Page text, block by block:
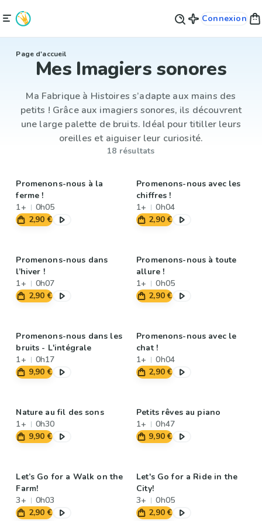
Connexion
Page d'accueil
Mes Imagiers sonores
Ma Fabrique à Histoires s’adapte aux mains des
petits ! Grâce aux imagiers sonores, ils découvrent
une large palette de bruits. Idéal pour titiller leurs
oreilles et aiguiser leur curiosité.
18 résultats
Promenons-nous à la
ferme !
1+
0h05
2,90 €
Promenons-nous avec les
chiffres !
1+
0h04
2,90 €
Promenons-nous dans
l’hiver !
1+
0h07
2,90 €
Promenons-nous à toute
allure !
1+
0h05
2,90 €
Promenons-nous dans les
bruits - L'intégrale
1+
0h17
9,90 €
Promenons-nous avec le
chat !
1+
0h04
2,90 €
Nature au fil des sons
1+
0h30
9,90 €
Petits rêves au piano
1+
0h47
9,90 €
Let’s Go for a Walk on the
Farm!
3+
0h03
2,90 €
Let's Go for a Ride in the
City!
3+
0h05
2,90 €